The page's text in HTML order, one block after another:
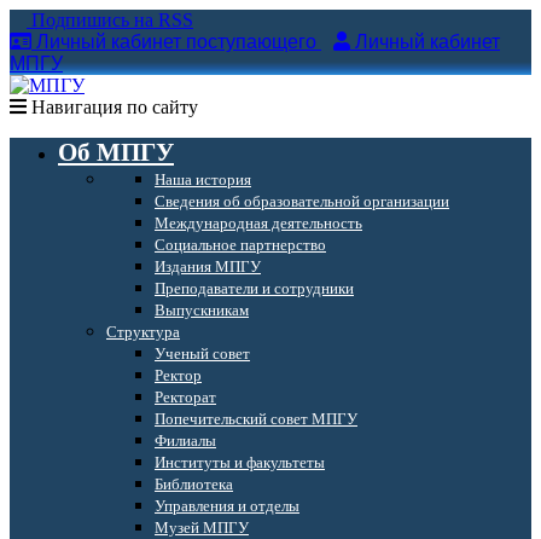
Подпишись на RSS
Личный кабинет поступающего
Личный кабинет
МПГУ
Навигация по сайту
Об МПГУ
Наша история
Сведения об образовательной организации
Международная деятельность
Социальное партнерство
Издания МПГУ
Преподаватели и сотрудники
Выпускникам
Структура
Ученый совет
Ректор
Ректорат
Попечительский совет МПГУ
Филиалы
Институты и факультеты
Библиотека
Управления и отделы
Музей МПГУ